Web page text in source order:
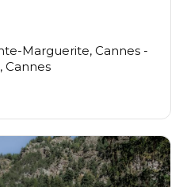
Marguerite, Cannes -
Cannes